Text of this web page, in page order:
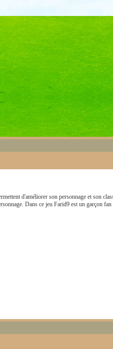
d'améliorer son personnage et son
Dans ce jeu Farid9 est un garçon fan